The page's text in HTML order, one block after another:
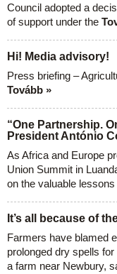
Council adopted a
of support under the
Hi! Media advisory!
Press briefing –
Tovább »
“One Partnership.
President António
As Africa and Europe
Union Summit in
on the valuable
It’s all because of
Farmers have blamed
prolonged dry spells
a farm near Newbury,